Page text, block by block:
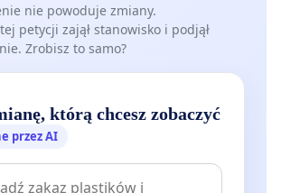
nie powoduje zmiany.
petycji zajął stanowisko i podjął
Zrobisz to samo?
którą chcesz zobaczyć
przez AI